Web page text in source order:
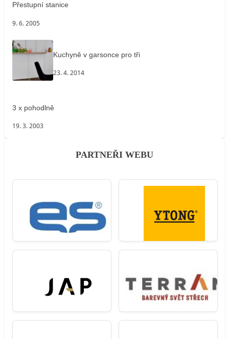
Přestupní stanice
9. 6. 2005
Kuchyně v garsonce pro tři
23. 4. 2014
3 x pohodlně
19. 3. 2003
PARTNEŘI WEBU